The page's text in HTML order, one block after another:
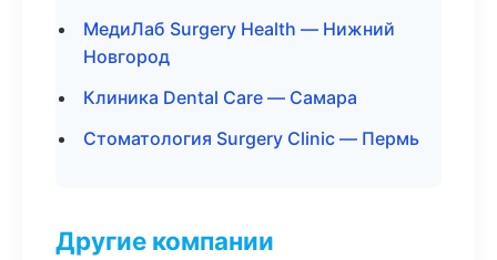
МедиЛаб Surgery Health — Нижний
Новгород
Клиника Dental Care — Самара
Стоматология Surgery Clinic — Пермь
Другие компании